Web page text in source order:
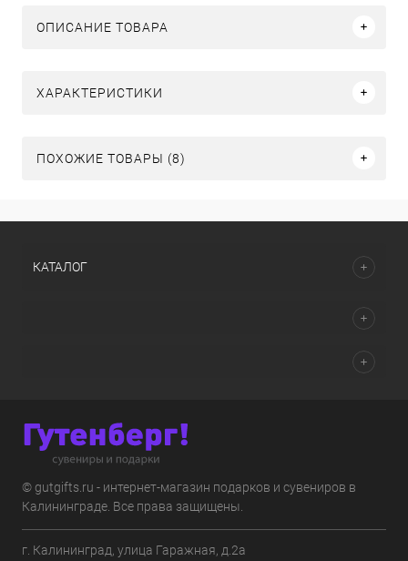
ОПИСАНИЕ ТОВАРА
ХАРАКТЕРИСТИКИ
ПОХОЖИЕ ТОВАРЫ (8)
КАТАЛОГ
© gutgifts.ru - интернет-магазин подарков и сувениров в
Калининграде. Все права защищены.
г. Калининград, улица Гаражная, д.2а